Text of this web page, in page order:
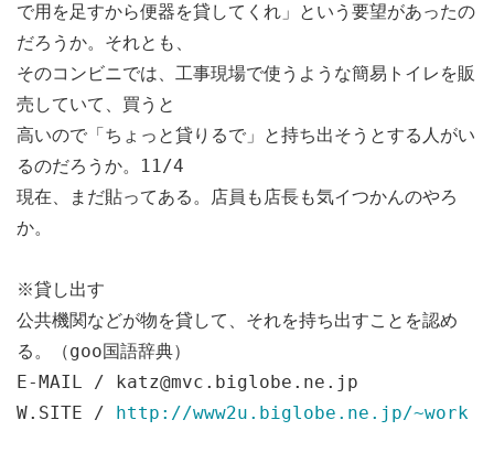
で用を足すから便器を貸してくれ」という要望があったの
だろうか。それとも、
そのコンビニでは、工事現場で使うような簡易トイレを販
売していて、買うと
高いので「ちょっと貸りるで」と持ち出そうとする人がい
るのだろうか。11/4
現在、まだ貼ってある。店員も店長も気イつかんのやろ
か。
※貸し出す
公共機関などが物を貸して、それを持ち出すことを認め
る。（goo国語辞典）
E-MAIL / katz@mvc.biglobe.ne.jp
W.SITE / http://www2u.biglobe.ne.jp/~work